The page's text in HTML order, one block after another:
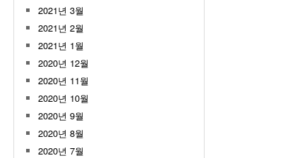
2021년 3월
2021년 2월
2021년 1월
2020년 12월
2020년 11월
2020년 10월
2020년 9월
2020년 8월
2020년 7월